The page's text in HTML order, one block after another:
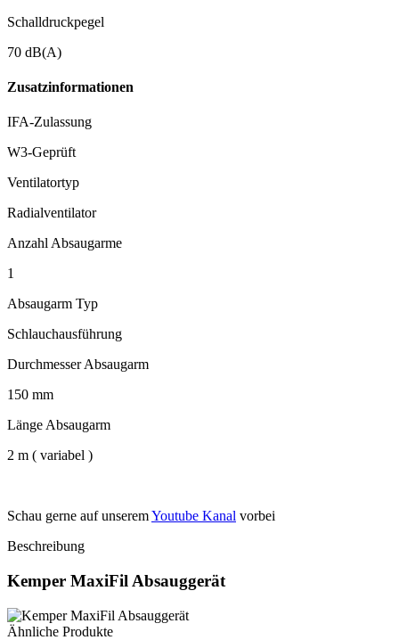
Schalldruckpegel
70 dB(A)
Zusatzinformationen
IFA-Zulassung
W3-Geprüft
Ventilatortyp
Radialventilator
Anzahl Absaugarme
1
Absaugarm Typ
Schlauchausführung
Durchmesser Absaugarm
150 mm
Länge Absaugarm
2 m ( variabel )
Schau gerne auf unseremYoutube Kanal vorbei
Beschreibung
Kemper MaxiFil Absauggerät
Ähnliche Produkte